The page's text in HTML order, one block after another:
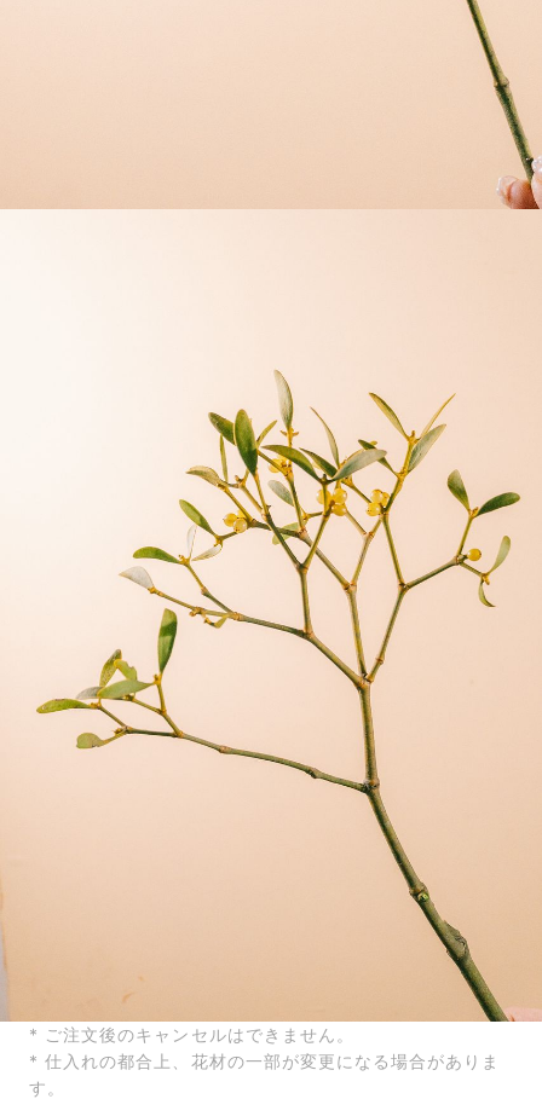
* ご注文後のキャンセルはできません。
* 仕入れの都合上、花材の一部が変更になる場合がありま
す。